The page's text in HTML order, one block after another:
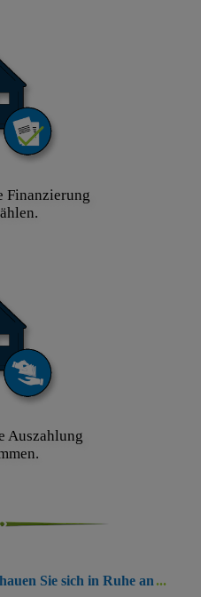
Finanzierung
Auszahlung
Sie sich in Ruhe an